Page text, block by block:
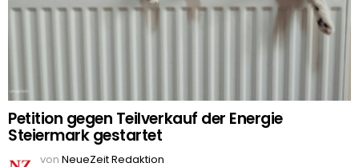
Petition gegen Teilverkauf der Energie
Steiermark gestartet
von NeueZeit Redaktion